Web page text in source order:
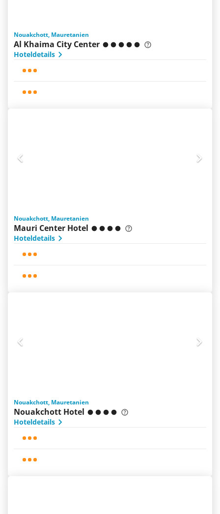
Nouakchott, Mauretanien
Al Khaima City Center
Hoteldetails
Nouakchott, Mauretanien
Mauri Center Hotel
Hoteldetails
Nouakchott, Mauretanien
Nouakchott Hotel
Hoteldetails